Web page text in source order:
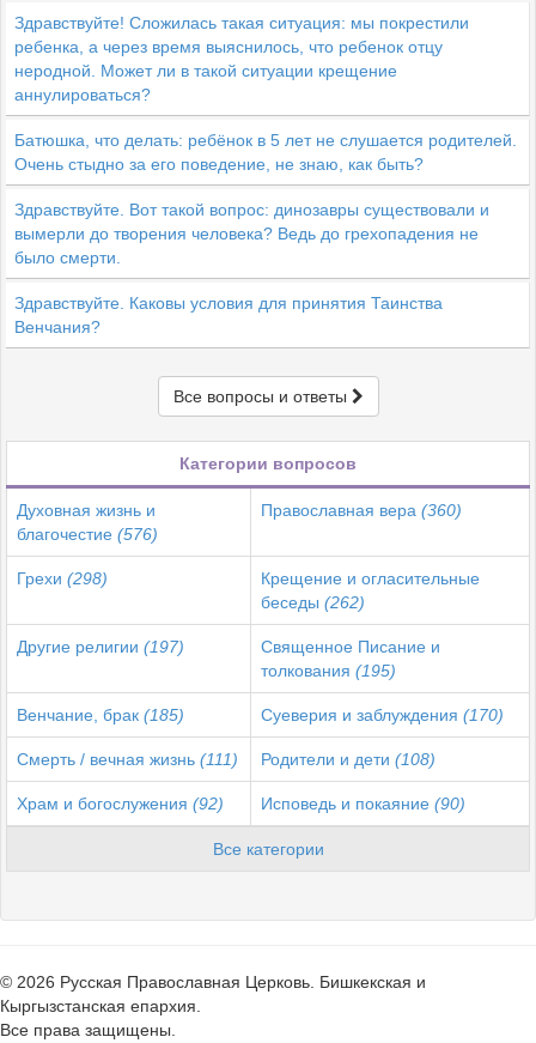
Здравствуйте! Сложилась такая ситуация: мы покрестили
ребенка, а через время выяснилось, что ребенок отцу
неродной. Может ли в такой ситуации крещение
аннулироваться?
Батюшка, что делать: ребёнок в 5 лет не слушается родителей.
Очень стыдно за его поведение, не знаю, как быть?
Здравствуйте. Вот такой вопрос: динозавры существовали и
вымерли до творения человека? Ведь до грехопадения не
было смерти.
Здравствуйте. Каковы условия для принятия Таинства
Венчания?
Все вопросы и ответы
Категории вопросов
Духовная жизнь и
благочестие (576)
Православная вера (360)
Грехи (298)
Крещение и огласительные
беседы (262)
Другие религии (197)
Священное Писание и
толкования (195)
Венчание, брак (185) Суеверия и заблуждения (170)
Смерть / вечная жизнь (111) Родители и дети (108)
Храм и богослужения (92) Исповедь и покаяние (90)
Все категории
© 2026 Русская Православная Церковь. Бишкекская и
Кыргызстанская епархия.
Все права защищены.